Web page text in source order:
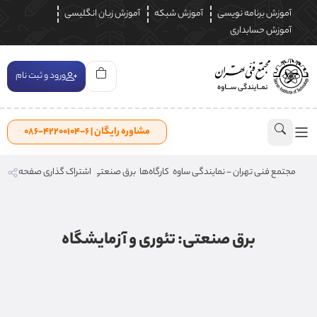
آموزش برنامه نویسی آموزش شبکه
آموزش زبان انگلیسی
آموزش حسابداری
ورود و ثبت نام
مشاوره رایگان | ۶-۴۲۲۰۰۱۰۴-۰۸۶
مجتمع فنی تهران - نمایندگی ساوه کارگاه‌ها برق صنعتی: تئوری و آزمایشگاه
اشتراک گذاری صفحه
برق صنعتی: تئوری و آزمایشگاه